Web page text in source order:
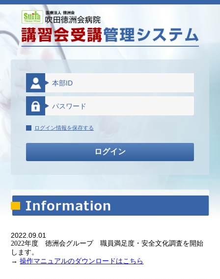
ログイン情報を保存する
2022.09.01
2022年度 徳洲会グループ 職員満足度・安全文化調査を開始
します。
→操作マニュアルのダウンロードはこちら